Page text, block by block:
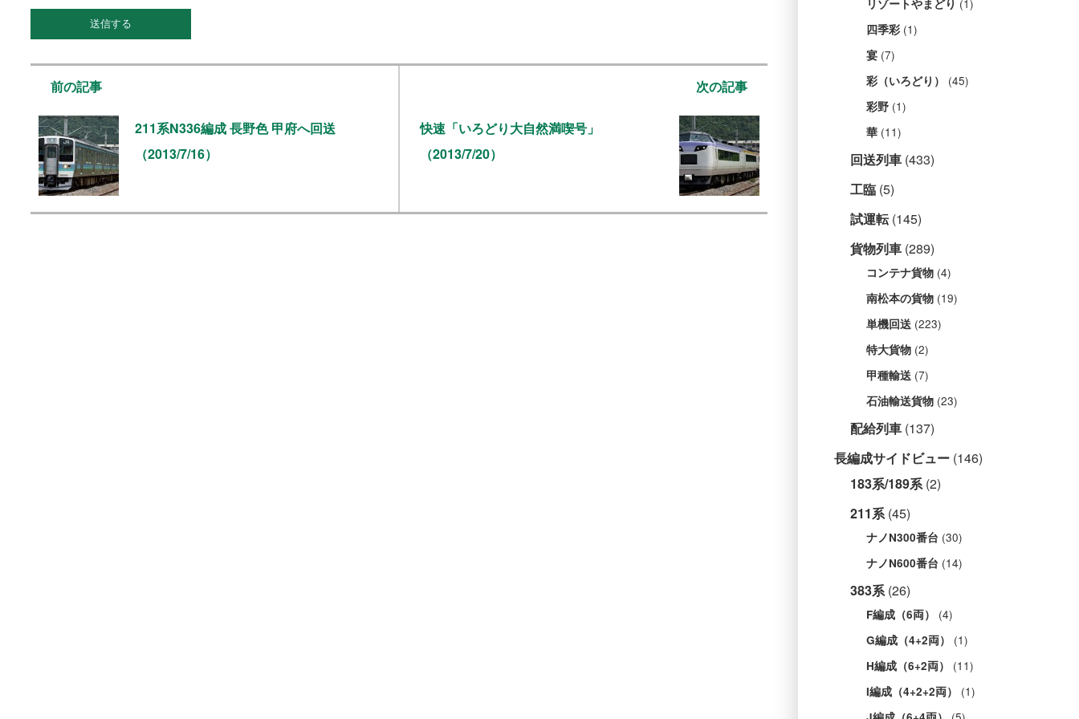
前の記事
211系N336編成 長野色 甲府へ回送
（2013/7/16）
次の記事
快速「いろどり大自然満喫号」
（2013/7/20）
リゾートやまどり (1)
四季彩 (1)
宴 (7)
彩（いろどり） (45)
彩野 (1)
華 (11)
回送列車 (433)
工臨 (5)
試運転(145)
貨物列車 (289)
コンテナ貨物 (4)
南松本の貨物 (19)
単機回送 (223)
特大貨物 (2)
甲種輸送 (7)
石油輸送貨物 (23)
配給列車 (137)
長編成サイドビュー (146)
183系/189系(2)
211系(45)
ナノN300番台 (30)
ナノN600番台 (14)
383系(26)
F編成（6両） (4)
G編成（4+2両） (1)
H編成（6+2両） (11)
I編成（4+2+2両） (1)